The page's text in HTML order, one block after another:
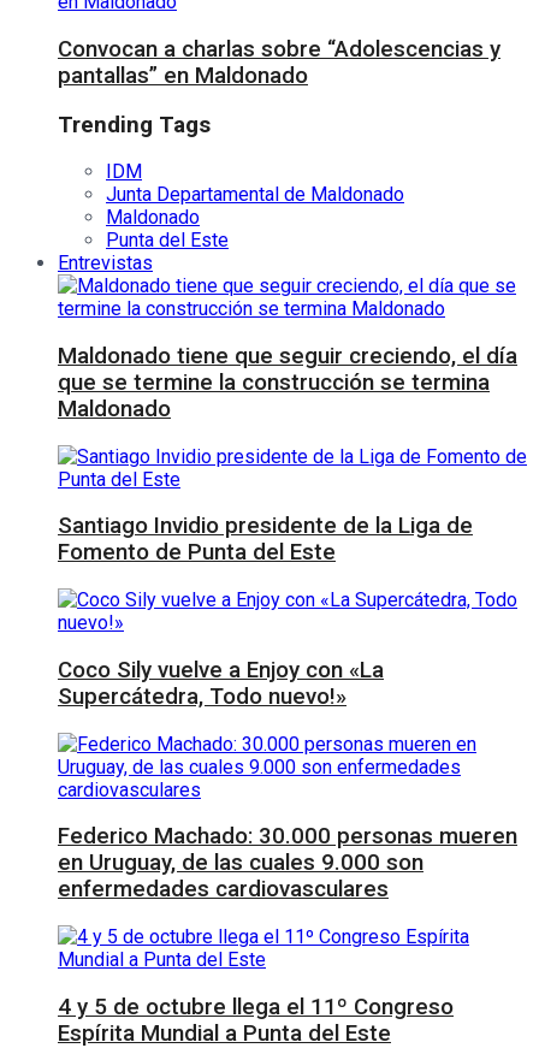
Convocan a charlas sobre “Adolescencias y
pantallas” en Maldonado
Trending Tags
IDM
Junta Departamental de Maldonado
Maldonado
Punta del Este
Entrevistas
Maldonado tiene que seguir creciendo, el día
que se termine la construcción se termina
Maldonado
Santiago Invidio presidente de la Liga de
Fomento de Punta del Este
Coco Sily vuelve a Enjoy con «La
Supercátedra, Todo nuevo!»
Federico Machado: 30.000 personas mueren
en Uruguay, de las cuales 9.000 son
enfermedades cardiovasculares
4 y 5 de octubre llega el 11º Congreso
Espírita Mundial a Punta del Este